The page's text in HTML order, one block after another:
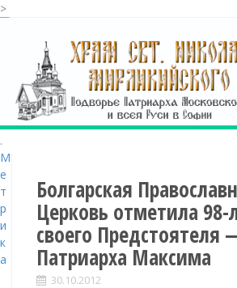
>
c
o
n
t
e
n
t
Болгарская
Церковь отметила 98-
своего Предстоятеля
Патриарха Максима
30.10.2012